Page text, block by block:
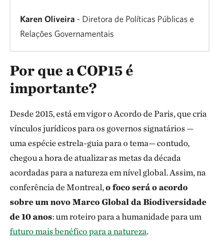
Karen Oliveira - Diretora de Políticas Públicas e
Relações Governamentais
Por que a COP15 é
importante?
Desde 2015, está em vigor o Acordo de Paris, que cria
vínculos jurídicos para os governos signatários —
uma espécie estrela-guia para o tema— contudo,
chegou a hora de atualizar as metas da década
acordadas para a natureza em nível global. Assim, na
conferência de Montreal,o foco será o acordo
sobre um novo Marco Global da Biodiversidade
de 10 anos: um roteiro para a humanidade para um
futuro mais benéfico para a natureza.